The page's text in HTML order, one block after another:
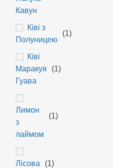
Кавун
Ківі з
Полуницею
(1)
Ківі
Маракуя
Гуава
(1)
Лимон
з
лаймом
(1)
Лісова
(1)